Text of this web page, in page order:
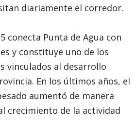
diariamente el corredor.
conecta Punta de Agua con
y constituye uno de los
vinculados al desarrollo
En los últimos años, el
aumentó de manera
crecimiento de la actividad